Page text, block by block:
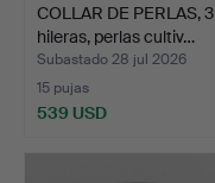
COLLAR DE PERLAS, 3
hileras, perlas cultiv…
Subastado 28 jul 2026
15 pujas
539 USD